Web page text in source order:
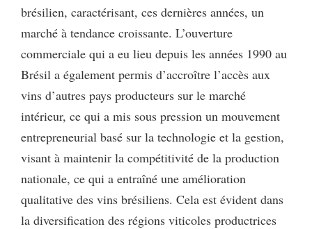
brésilien, caractérisant, ces dernières années, un
marché à tendance croissante. L’ouverture
commerciale qui a eu lieu depuis les années 1990 au
Brésil a également permis d’accroître l’accès aux
vins d’autres pays producteurs sur le marché
intérieur, ce qui a mis sous pression un mouvement
entrepreneurial basé sur la technologie et la gestion,
visant à maintenir la compétitivité de la production
nationale, ce qui a entraîné une amélioration
qualitative des vins brésiliens. Cela est évident dans
la diversification des régions viticoles productrices